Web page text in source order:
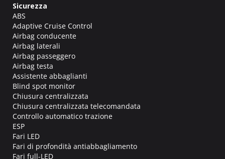
Sicurezza
ABS
Adaptive Cruise Control
Airbag conducente
Airbag laterali
Airbag passeggero
Airbag testa
Assistente abbaglianti
Blind spot monitor
Chiusura centralizzata
Chiusura centralizzata telecomandata
Controllo automatico trazione
ESP
Fari LED
Fari di profondità antiabbagliamento
Fari full-LED